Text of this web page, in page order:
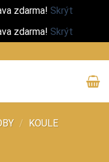
zdarma! Skrýt
zdarma! Skrýt
/ KOULE